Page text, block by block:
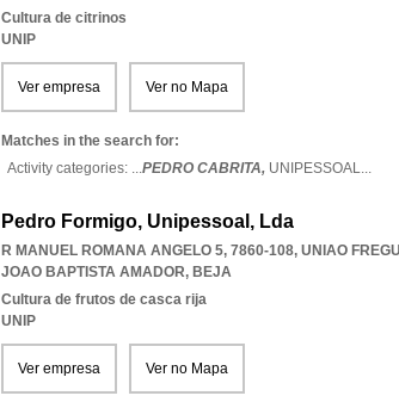
Cultura de citrinos
UNIP
Ver empresa Ver no Mapa
Matches in the search for:
Activity categories: ...PEDRO CABRITA, UNIPESSOAL...
Pedro Formigo, Unipessoal, Lda
R MANUEL ROMANA ANGELO 5, 7860-108, UNIAO
JOAO BAPTISTA AMADOR, BEJA
Cultura de frutos de casca rija
UNIP
Ver empresa Ver no Mapa